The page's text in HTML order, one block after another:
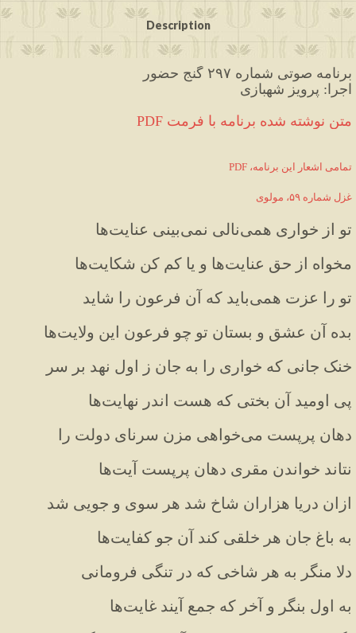
Description
برنامه صوتی شماره ۲۹۷ گنج حضور
اجرا: پرویز شهبازی
PDF متن نوشته شده برنامه با فرمت
PDF ،تمامی اشعار این برنامه
غزل شماره ۵۹، مولوی
تو از خواری همینالی نمیبینی عنایتها
مخواه از حق عنایتها و یا کم کن شکایتها
تو را عزت همیباید که آن فرعون را
شاید
بده آن عشق و بستان تو چو فرعون این ولایتها
خنک جانی که خواری را به جان ز اول نهد بر سر
پی
اومید آن بختی که هست اندر نهایتها
دهان پرپست میخواهی مزن سرنای دولت را
نتاند خواندن مقری دهان پرپست آیتها
ازان دریا هزاران شاخ شد هر سوی و جویی شد
به باغ جان هر خلقی کند آن جو کفایتها
دلا منگر به هر شاخی که در تنگی فرومانی
به
اول بنگر و آخر که جمع آیند غایتها